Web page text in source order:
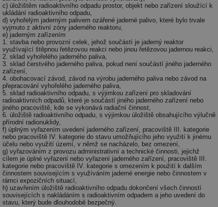
c) úložištěm radioaktivního odpadu prostor, objekt nebo zařízení sloužící k
ukládání radioaktivního odpadu,
d) vyhořelým jaderným palivem ozářené jaderné palivo, které bylo trvale
vyjmuto z aktivní zóny jaderného reaktoru,
e) jaderným zařízením
1. stavba nebo provozní celek, jehož součástí je jaderný reaktor
využívající štěpnou řetězovou reakci nebo jinou řetězovou jadernou reakci,
2. sklad vyhořelého jaderného paliva,
3. sklad čerstvého jaderného paliva, pokud není součástí jiného jaderného
zařízení,
4. obohacovací závod, závod na výrobu jaderného paliva nebo závod na
přepracování vyhořelého jaderného paliva,
5. sklad radioaktivního odpadu, s výjimkou zařízení pro skladování
radioaktivních odpadů, které je součástí jiného jaderného zařízení nebo
jiného pracoviště, kde se vykonává radiační činnost,
6. úložiště radioaktivního odpadu, s výjimkou úložiště obsahujícího výlučně
přírodní radionuklidy,
f) úplným vyřazením uvedení jaderného zařízení, pracoviště III. kategorie
nebo pracoviště IV. kategorie do stavu umožňujícího jeho využití k jinému
účelu nebo využití území, v němž se nacházelo, bez omezení,
g) vyřazováním z provozu administrativní a technické činnosti, jejichž
cílem je úplné vyřazení nebo vyřazení jaderného zařízení, pracoviště III.
kategorie nebo pracoviště IV. kategorie s omezením k použití k dalším
činnostem souvisejícím s využíváním jaderné energie nebo činnostem v
rámci expozičních situací,
h) uzavřením úložiště radioaktivního odpadu dokončení všech činností
souvisejících s nakládáním s radioaktivním odpadem a jeho uvedení do
stavu, který bude dlouhodobě bezpečný.